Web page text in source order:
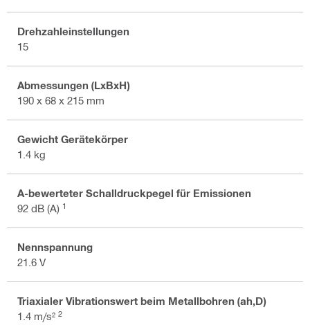
Drehzahleinstellungen
15
Abmessungen (LxBxH)
190 x 68 x 215 mm
Gewicht Gerätekörper
1.4 kg
A-bewerteter Schalldruckpegel für Emissionen
92 dB (A) 1
Nennspannung
21.6 V
Triaxialer Vibrationswert beim Metallbohren (ah,D)
1.4 m/s² 2